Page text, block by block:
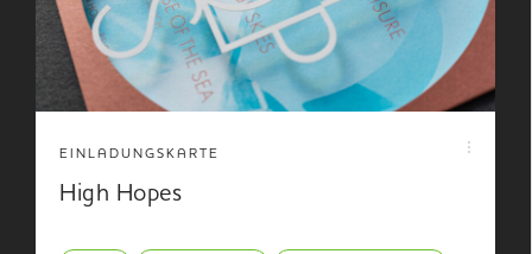
EINLADUNGSKARTE
High Hopes